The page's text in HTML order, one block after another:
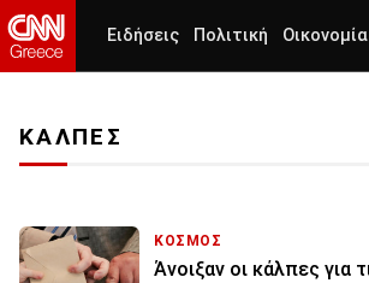
Ειδήσεις Πολιτική Οικονομία
ΚΑΛΠΕΣ
ΚΟΣΜΟΣ
Άνοιξαν οι κάλπες για